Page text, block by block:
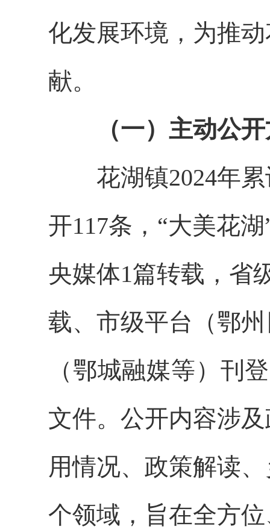
化发展环境，为推
献。
（一）主动公
花湖镇2024年累
开117条，“大美花
央媒体1篇转载，省
载、市级平台（鄂
（鄂城融媒等）刊
文件。公开内容涉
用情况、政策解读
个领域，旨在全方